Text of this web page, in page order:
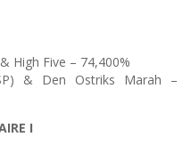
High Five – 74,400%
& Den Ostriks Marah –
I